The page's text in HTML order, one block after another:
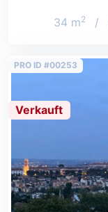
34 m2 /
PRO ID #00253
Verkauft